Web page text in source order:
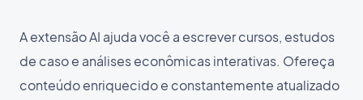
A extensão AI ajuda você a escrever cursos, estudos
de caso e análises econômicas interativas. Ofereça
conteúdo enriquecido e constantemente atualizado